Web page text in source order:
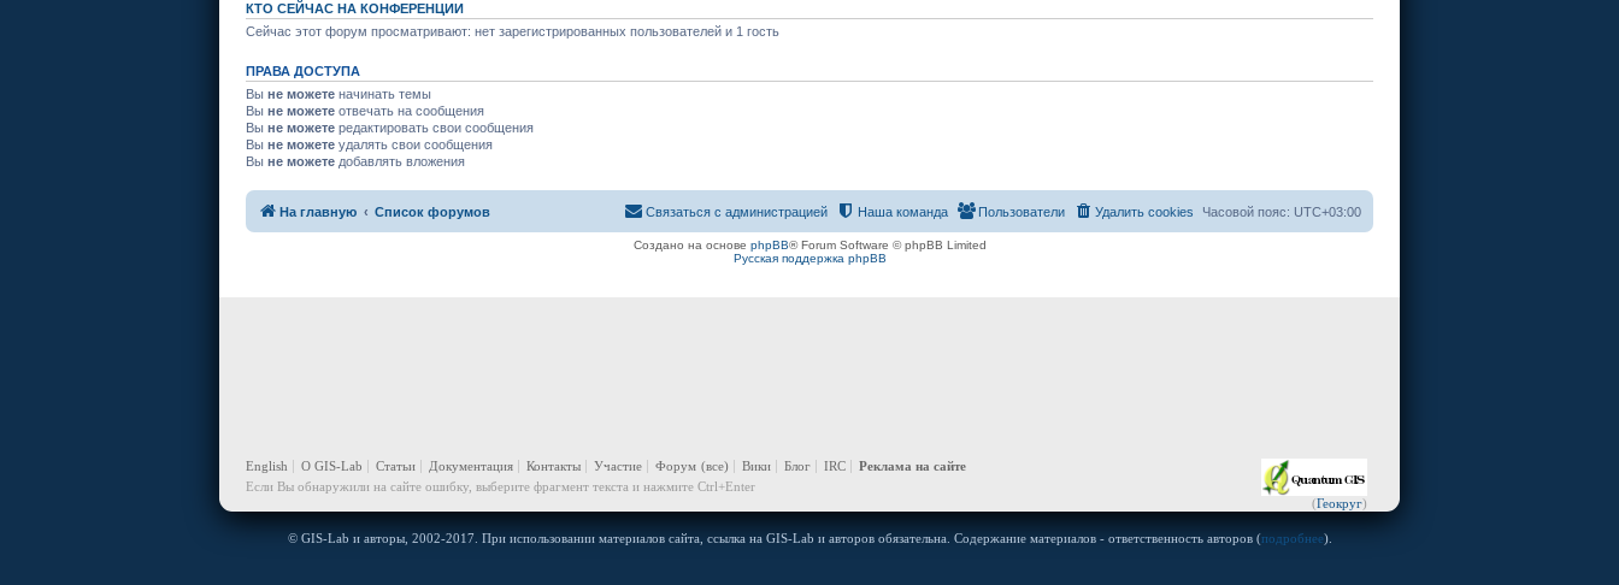
КТО СЕЙЧАС НА КОНФЕРЕНЦИИ
Сейчас этот форум просматривают: нет зарегистрированных пользователей и 1 гость
ПРАВА ДОСТУПА
Вы не можете начинать темы
Вы не можете отвечать на сообщения
Вы не можете редактировать свои сообщения
Вы не можете удалять свои сообщения
Вы не можете добавлять вложения
На главную Список форумов Часовой пояс: UTC+03:00
Удалить cookies
Пользователи
Наша команда
Связаться с администрацией
Создано на основе phpBB® Forum Software © phpBB Limited
Русская поддержка phpBB
(Геокруг)
English О GIS-Lab Статьи Документация Контакты Участие Форум (все) Вики Блог IRC
Реклама на сайте
Если Вы обнаружили на сайте ошибку, выберите фрагмент текста и нажмите Ctrl+Enter
© GIS-Lab и авторы, 2002-2017. При использовании материалов сайта, ссылка на GIS-Lab и авторов обязательна. Содержание материалов - ответственность авторов (подробнее).